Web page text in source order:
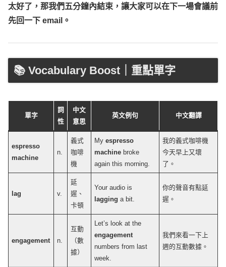
太好了，那我們五分鐘內結束，讓大家可以在下一場會議前
先回一下 email 。
📚 Vocabulary Boost｜重點單字
單字
詞
性
中文
意思
英文例句 中文翻譯
espresso
machine
n.
義式
咖啡
機
Myespresso
machine broke
again this morning.
我的義式咖啡機
今天早上又壞
了。
lag v.
延
遲、
卡頓
Youraudio is
lagging a bit.
你的聲音有點延
遲。
engagement n.
互動
（數
據）
Let’s look at the
engagement
numbers from last
week.
我們來看一下上
週的互動數據。